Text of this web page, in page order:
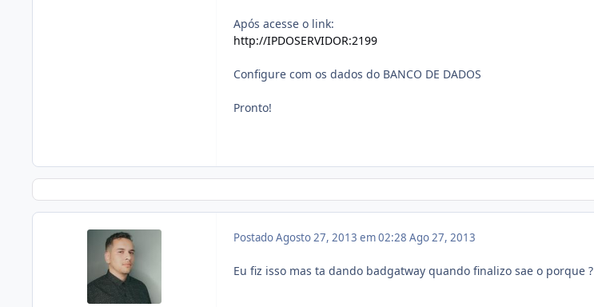
Após acesse o link:
http://IPDOSERVIDOR:2199
Configure com os dados do BANCO DE DADOS
Pronto!
PostadoAgosto 27, 2013 em 02:28 Ago 27, 2013
Eu fiz isso mas ta dando badgatway quando finalizo sae o porque ?